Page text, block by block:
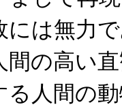
には無力
間の高い
人間の